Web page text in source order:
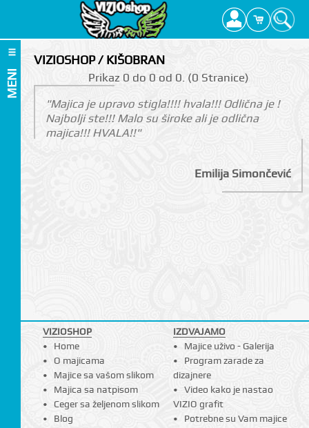
MENI
VIZIOSHOP / KIŠOBRAN
Prikаz 0 do 0 оd 0. (0 Strаnicе)
"Majica je upravo stigla!!!! hvala!!! Odlična je !
Najbolji ste!!! Malo su široke ali je odlična
majica!!! HVALA!!"
Emilija Simončević
VIZIOSHOP
Home
O majicama
Majice sa vašom slikom
Majica sa natpisom
Ceger sa željenom slikom
Blog
IZDVAJAMO
Majice uživo - Galerija
Program zarade za
dizajnere
Video kako je nastao
VIZIO grafit
Potrebne su Vam majice